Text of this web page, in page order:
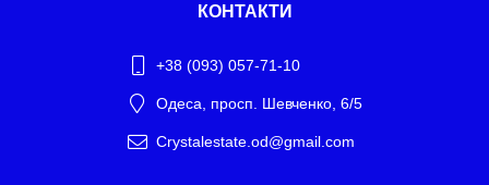
КОНТАКТИ
+38 (093) 057-71-10
Одеса, просп. Шевченко, 6/5
Crystalestate.od@gmail.com